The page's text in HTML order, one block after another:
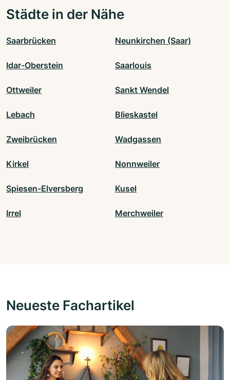
Städte in der Nähe
Saarbrücken Neunkirchen (Saar)
Idar-Oberstein Saarlouis
Ottweiler Sankt Wendel
Lebach Blieskastel
Zweibrücken Wadgassen
Kirkel Nonnweiler
Spiesen-Elversberg Kusel
Irrel Merchweiler
Neueste Fachartikel